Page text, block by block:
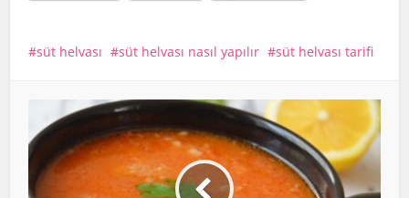
süt helvası süt helvası nasıl yapılır süt helvası tarifi